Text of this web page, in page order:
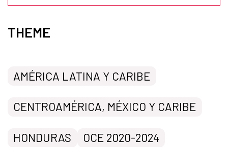
THEME
AMÉRICA LATINA Y CARIBE
CENTROAMÉRICA, MÉXICO Y CARIBE
HONDURAS OCE 2020-2024